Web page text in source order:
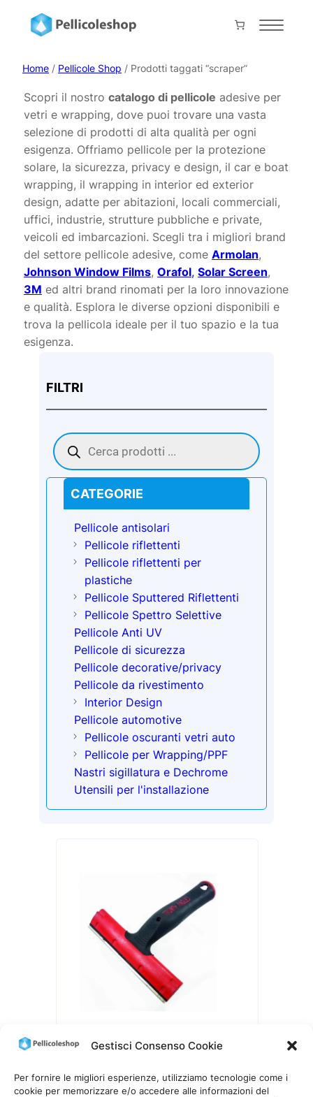
Gestisci Consenso Cookie
Per fornire le migliori esperienze, utilizziamo tecnologie come i
cookie per memorizzare e/o accedere alle informazioni del
Home
About
Servizi
Shop
Progetti
Prodotti
Contatti
Collabora con noi
Il mio account
Carrello
Pagamento
Home / Pellicole Shop / Prodotti taggati “scraper”
Scopri il nostro catalogo di pellicole adesive per
vetri e wrapping, dove puoi trovare una vasta
selezione di prodotti di alta qualità per ogni
esigenza. Offriamo pellicole per la protezione
solare, la sicurezza, privacy e design, il car e boat
wrapping, il wrapping in interior ed exterior
design, adatte per abitazioni, locali commerciali,
uffici, industrie, strutture pubbliche e private,
veicoli ed imbarcazioni. Scegli tra i migliori brand
del settore pellicole adesive, come Armolan,
Johnson Window Films, Orafol, Solar Screen,
3M ed altri brand rinomati per la loro innovazione
e qualità. Esplora le diverse opzioni disponibili e
trova la pellicola ideale per il tuo spazio e la tua
esigenza.
FILTRI
Products
search
CATEGORIE
Pellicole antisolari
Pellicole riflettenti
Pellicole riflettenti per
plastiche
Pellicole Sputtered Riflettenti
Pellicole Spettro Selettive
Pellicole Anti UV
Pellicole di sicurezza
Pellicole decorative/privacy
Pellicole da rivestimento
Interior Design
Pellicole automotive
Pellicole oscuranti vetri auto
Pellicole per Wrapping/PPF
Nastri sigillatura e Dechrome
Utensili per l'installazione
RASCHIETTO ANGOLATO
28,00€ IVA inclusa